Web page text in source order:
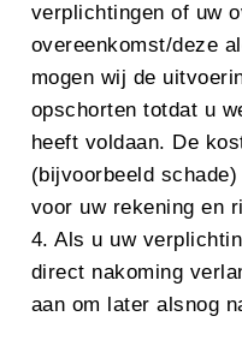
verplichtingen of uw
overeenkomst/deze
mogen wij de
opschorten totdat u
heeft voldaan. De
(bijvoorbeeld
voor uw rekening en
4. Als u uw
direct nakoming
aan om later alsnog